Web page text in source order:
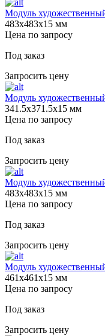
Модуль
483х483х15 мм
Цена по запросу
Под заказ
Запросить цену
Модуль
341.5х371.5х15 мм
Цена по запросу
Под заказ
Запросить цену
Модуль
483х483х15 мм
Цена по запросу
Под заказ
Запросить цену
Модуль
461х461х15 мм
Цена по запросу
Под заказ
Запросить цену